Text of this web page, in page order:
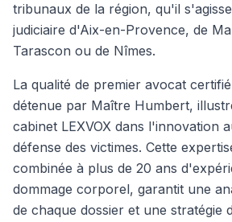
tribunaux de la région, qu'il
judiciaire d'Aix-en-Provence, de
Tarascon ou de Nîmes.
La qualité de premier avocat
détenue par Maître Humbert,
cabinet LEXVOX dans l'innovation
défense des victimes. Cette
combinée à plus de 20 ans
dommage corporel, garantit une
de chaque dossier et une stratégie